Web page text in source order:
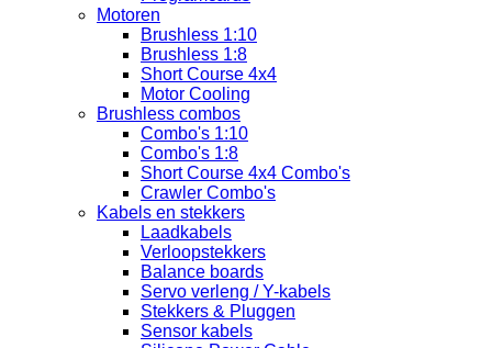
Motoren
Brushless 1:10
Brushless 1:8
Short Course 4x4
Motor Cooling
Brushless combos
Combo's 1:10
Combo's 1:8
Short Course 4x4 Combo's
Crawler Combo's
Kabels en stekkers
Laadkabels
Verloopstekkers
Balance boards
Servo verleng / Y-kabels
Stekkers & Pluggen
Sensor kabels